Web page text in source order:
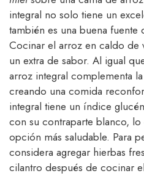
integral no solo tiene un
también es una buena fuente
Cocinar el arroz en caldo de
un extra de sabor. Al igual
arroz integral complementa
creando una comida
integral tiene un índice
con su contraparte blanco,
opción más saludable. Para
considera agregar hierbas
cilantro después de cocinar